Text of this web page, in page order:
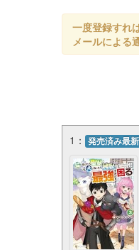
一度登録すれ
メールによる
1： 発売済み最